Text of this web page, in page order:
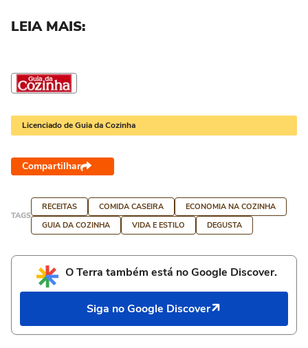
LEIA MAIS:
Licenciado de Guia da Cozinha
Compartilhar
TAGS
RECEITAS COMIDA CASEIRA
ECONOMIA NA COZINHA
GUIA DA COZINHA
VIDA E ESTILO DEGUSTA
O Terra também está no Google Discover.
Siga no Google Discover